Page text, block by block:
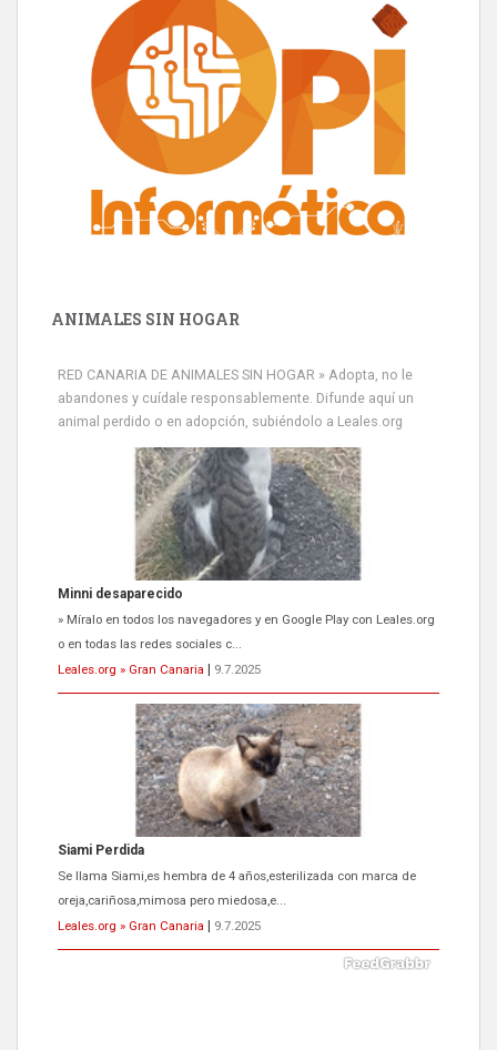
ANIMALES SIN HOGAR
RED CANARIA DE ANIMALES SIN HOGAR » Adopta, no le
abandones y cuídale responsablemente. Difunde aquí un
animal perdido o en adopción, subiéndolo a Leales.org
Minni desaparecido
» Míralo en todos los navegadores y en Google Play con Leales.org
o en todas las redes sociales c...
Leales.org » Gran Canaria
9.7.2025
Siami Perdida
Se llama Siami,es hembra de 4 años,esterilizada con marca de
oreja,cariñosa,mimosa pero miedosa,e...
Leales.org » Gran Canaria
9.7.2025